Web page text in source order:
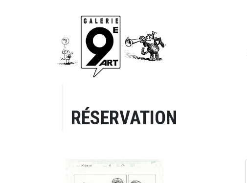
RÉSERVATION